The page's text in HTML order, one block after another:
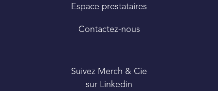
Espace prestataires
Contactez-nous
Suivez Merch & Cie
sur Linkedin